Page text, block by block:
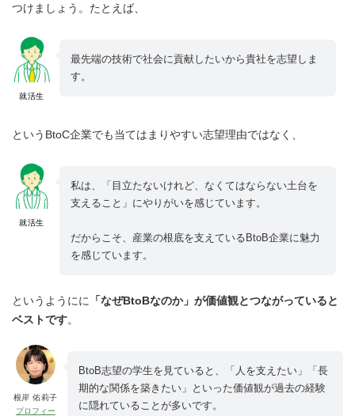
つけましょう。たとえば、
就活生
最先端の技術で社会に貢献したいから貴社を志望しま
す。
というBtoC企業でも当てはまりやすい志望理由ではなく、
就活生
私は、「目立たないけれど、なくてはならない土台を
支えること」にやりがいを感じています。
だからこそ、産業の根底を支えているBtoB企業に魅力
を感じています。
というようにに
「なぜBtoBなのか」が価値観とつながっていると
ベストです。
根岸 佑莉子
プロフィー
BtoB志望の学生を見ていると、「人を支えたい」「長
期的な関係を築きたい」といった価値観が過去の経験
に隠れていることが多いです。